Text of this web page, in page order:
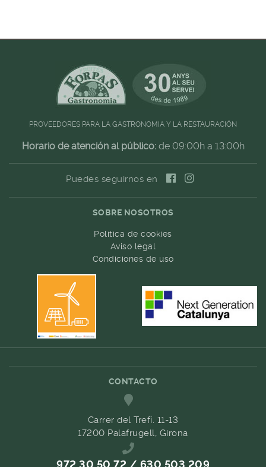
PROVEEDORES PARA LA GASTRONOMIA Y LA RESTAURACIÓN
Horario de atención al público:de 09:00h a 13:00h
Puedes seguirnos en
SOBRE NOSOTROS
Política de cookies
Aviso legal
Condiciones de uso
CONTACTO
Carrer del Trefí. 11-13
17200 Palafrugell, Girona
972 30 50 72 / 630 503 209